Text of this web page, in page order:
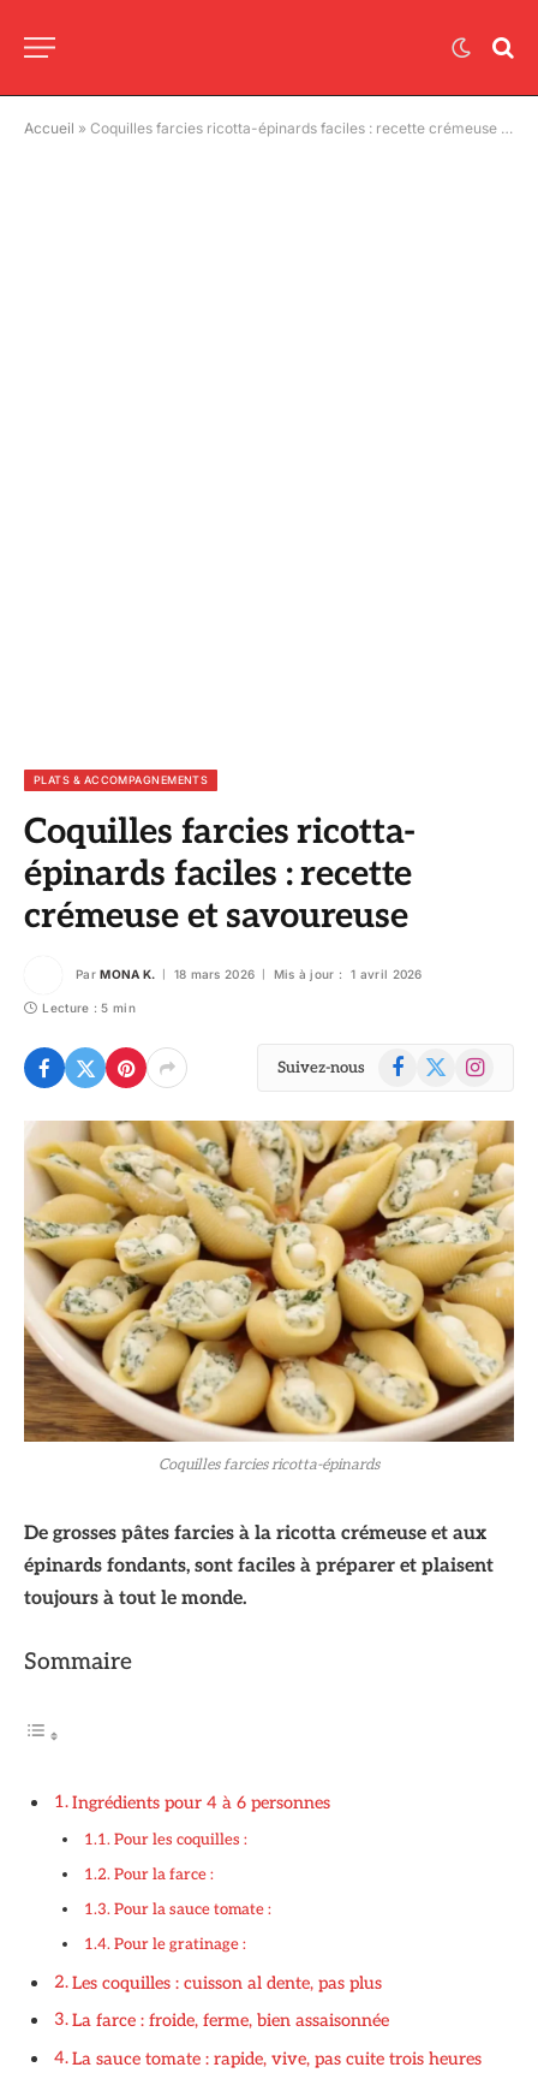
Accueil » Coquilles farcies ricotta-épinards faciles : recette crémeuse et savoureuse
PLATS & ACCOMPAGNEMENTS
Coquilles farcies ricotta-
épinards faciles : recette
crémeuse et savoureuse
Par MONA K. 18 mars 2026 Mis à jour : 1 avril 2026
Lecture : 5 min
Suivez-nous Facebook
X
Instagram
Coquilles farcies ricotta-épinards
De grosses pâtes farcies à la ricotta crémeuse et aux
épinards fondants, sont faciles à préparer et plaisent
toujours à tout le monde.
Sommaire
Ingrédients pour 4 à 6 personnes
Pour les coquilles :
Pour la farce :
Pour la sauce tomate :
Pour le gratinage :
Les coquilles : cuisson al dente, pas plus
La farce : froide, ferme, bien assaisonnée
La sauce tomate : rapide, vive, pas cuite trois heures